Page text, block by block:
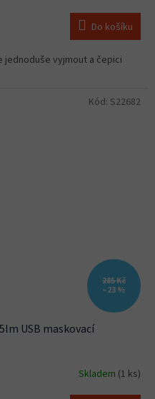
Do košíku
jednoduše vyjmout a čepici
285 Kč
–23 %
USB maskovací
Skladem (1 ks)
Kód: S22682